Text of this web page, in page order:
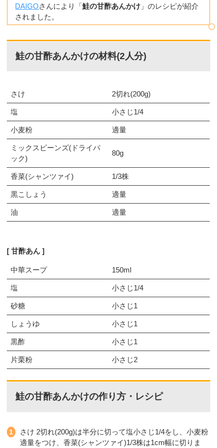
DAIGOさんにより「鮭の甘酢あんかけ 」のレシピが紹介
されました。
鮭の甘酢あんかけの材料(2人分)
さけ 2切れ(200g)
塩 小さじ1/4
小麦粉 適量
ミックスビーンズ(ドライパ
ック)
80g
香菜(シャンツァイ) 1/3株
黒こしょう 適量
油 適量
甘酢あん
中華スープ 150ml
塩 小さじ1/4
砂糖 小さじ1
しょうゆ 小さじ1
黒酢 小さじ1
片栗粉 小さじ2
鮭の甘酢あんかけの作り方・レシピ
さけ 2切れ(200g)は半分に切って塩小さじ1/4をし、小麦粉
適量をつけ、香菜(シャンツァイ)1/3株は1cm幅に切りま